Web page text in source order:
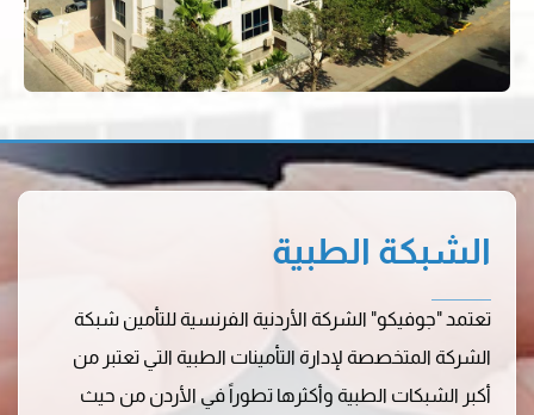
الشبكة الطبية
تعتمد "جوفيكو" الشركة الأردنية الفرنسية للتأمين شبكة
الشركة المتخصصة لإدارة التأمينات الطبية التي تعتبر من
أكبر الشبكات الطبية وأكثرها تطوراً في الأردن من حيث